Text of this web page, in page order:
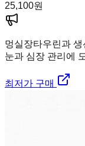
25,100원
멍실장타우린과
눈과 심장 관리에
최저가 구매